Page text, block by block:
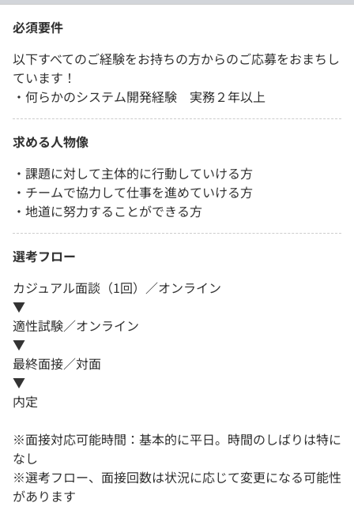
必須要件
以下すべてのご経験をお持ちの方からのご応募をおまちし
ています！
・何らかのシステム開発経験 実務２年以上
求める人物像
・課題に対して主体的に行動していける方
・チームで協力して仕事を進めていける方
・地道に努力することができる方
選考フロー
カジュアル面談（1回）／オンライン
▼
適性試験／オンライン
▼
最終面接／対面
▼
内定
※面接対応可能時間：基本的に平日。時間のしばりは特に
なし
※選考フロー、面接回数は状況に応じて変更になる可能性
があります